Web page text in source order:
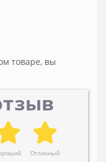
товаре, вы
Отличный